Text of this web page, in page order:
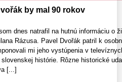
by mal 90 rokov
dnes natrafil na hutnú informáciu o
Rázusa. Pavel Dvořák patril k
mi jeho vystúpenia v
slovenskej histórie. Rôzne historické
[...]